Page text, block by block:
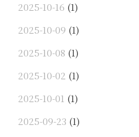
2025-10-16 (1)
2025-10-09 (1)
2025-10-08 (1)
2025-10-02 (1)
2025-10-01 (1)
2025-09-23 (1)